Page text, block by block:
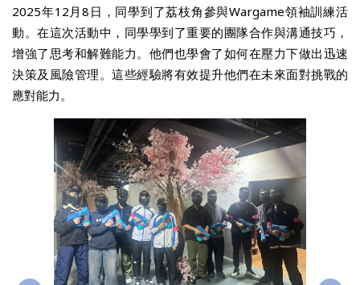
2025年12月8日，同學到了荔枝角參與Wargame領袖訓練活
動。在這次活動中，同學學到了重要的團隊合作與溝通技巧，
增強了思考和解難能力。他們也學會了如何在壓力下做出迅速
決策及風險管理。這些經驗將有效提升他們在未來面對挑戰的
應對能力。